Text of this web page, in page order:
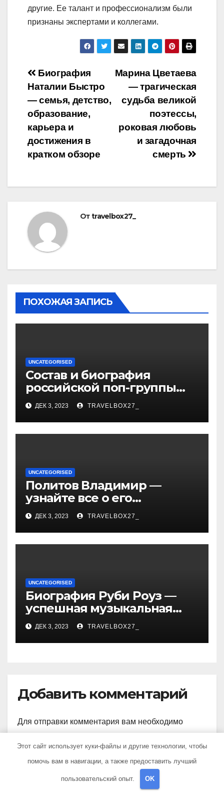
другие. Ее талант и профессионализм были
признаны экспертами и коллегами.
Навигация
по
записям
Марина Цветаева
— трагическая
судьба великой
поэтессы,
роковая любовь
и загадочная
смерть
Биография
Наталии Быстро
— семья, детство,
образование,
карьера и
достижения в
кратком обзоре
Отtravelbox27_
ПОХОЖАЯ ЗАПИСЬ
UNCATEGORISED
Состав и биография
российской поп-группы
«Иванушки интернешнл»
— история успеха, музыка
и судьбы участников
ДЕК 3, 2023 TRAVELBOX27_
UNCATEGORISED
Политов Владимир —
узнайте все о его
биографии, возрасте и
впечатляющих
достижениях!
ДЕК 3, 2023 TRAVELBOX27_
UNCATEGORISED
Биография Руби Роуз —
успешная музыкальная
карьера, личная жизнь и
знаковые достижения
ДЕК 3, 2023 TRAVELBOX27_
Добавить комментарий
Для отправки комментария вам необходимо
Этот сайт использует куки-файлы и другие технологии, чтобы
помочь вам в навигации, а также предоставить лучший
пользовательский опыт. OK